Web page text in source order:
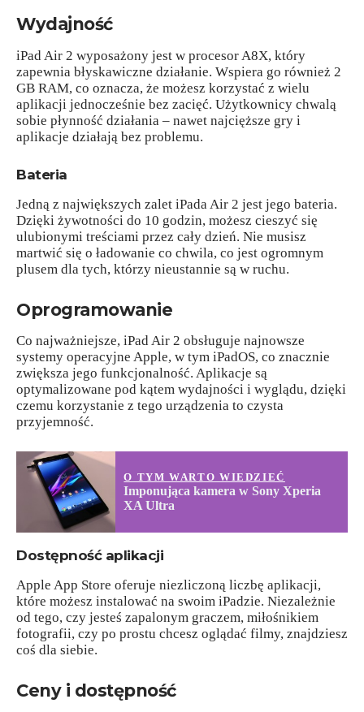
Wydajność
iPad Air 2 wyposażony jest w procesor A8X, który
zapewnia błyskawiczne działanie. Wspiera go również 2
GB RAM, co oznacza, że możesz korzystać z wielu
aplikacji jednocześnie bez zacięć. Użytkownicy chwalą
sobie płynność działania – nawet najcięższe gry i
aplikacje działają bez problemu.
Bateria
Jedną z największych zalet iPada Air 2 jest jego bateria.
Dzięki żywotności do 10 godzin, możesz cieszyć się
ulubionymi treściami przez cały dzień. Nie musisz
martwić się o ładowanie co chwila, co jest ogromnym
plusem dla tych, którzy nieustannie są w ruchu.
Oprogramowanie
Co najważniejsze, iPad Air 2 obsługuje najnowsze
systemy operacyjne Apple, w tym iPadOS, co znacznie
zwiększa jego funkcjonalność. Aplikacje są
optymalizowane pod kątem wydajności i wyglądu, dzięki
czemu korzystanie z tego urządzenia to czysta
przyjemność.
O TYM WARTO WIEDZIEĆ
Imponująca kamera w Sony Xperia
XA Ultra
Dostępność aplikacji
Apple App Store oferuje niezliczoną liczbę aplikacji,
które możesz instalować na swoim iPadzie. Niezależnie
od tego, czy jesteś zapalonym graczem, miłośnikiem
fotografii, czy po prostu chcesz oglądać filmy, znajdziesz
coś dla siebie.
Ceny i dostępność